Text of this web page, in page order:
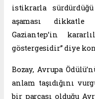
istikrarla
aşaması
Gaziantep’in
göstergesidir” diye
Bozay, Avrupa
anlam taşıdığını
bir parçası olduğu